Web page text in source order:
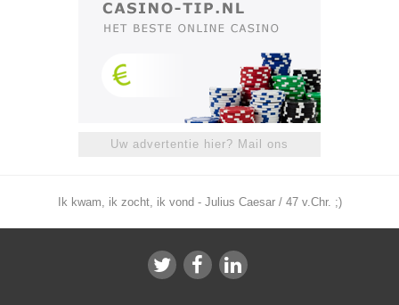
Uw advertentie hier? Mail ons
Ik kwam, ik zocht, ik vond - Julius Caesar / 47 v.Chr. ;)